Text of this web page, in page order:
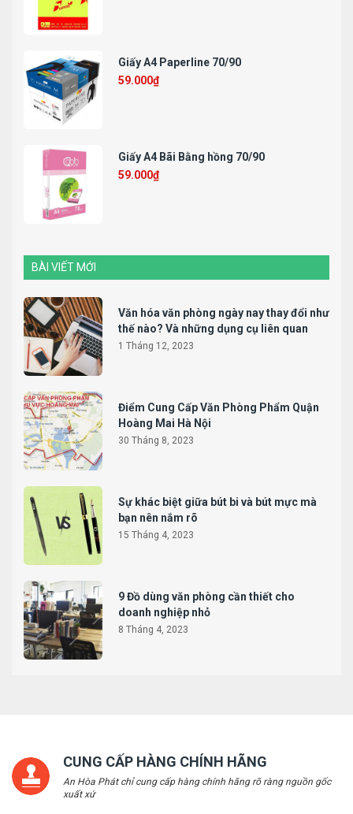
Giấy A4 Paperline 70/90
59.000₫
Giấy A4 Bãi Bằng hồng 70/90
59.000₫
BÀI VIẾT MỚI
Văn hóa văn phòng ngày nay thay đổi như
thế nào? Và những dụng cụ liên quan
1 Tháng 12, 2023
Điểm Cung Cấp Văn Phòng Phẩm Quận
Hoàng Mai Hà Nội
30 Tháng 8, 2023
Sự khác biệt giữa bút bi và bút mực mà
bạn nên nắm rõ
15 Tháng 4, 2023
9 Đồ dùng văn phòng cần thiết cho
doanh nghiệp nhỏ
8 Tháng 4, 2023
CUNG CẤP HÀNG CHÍNH HÃNG
An Hòa Phát chỉ cung cấp hàng chính hãng rõ ràng nguồn gốc
xuất xứ